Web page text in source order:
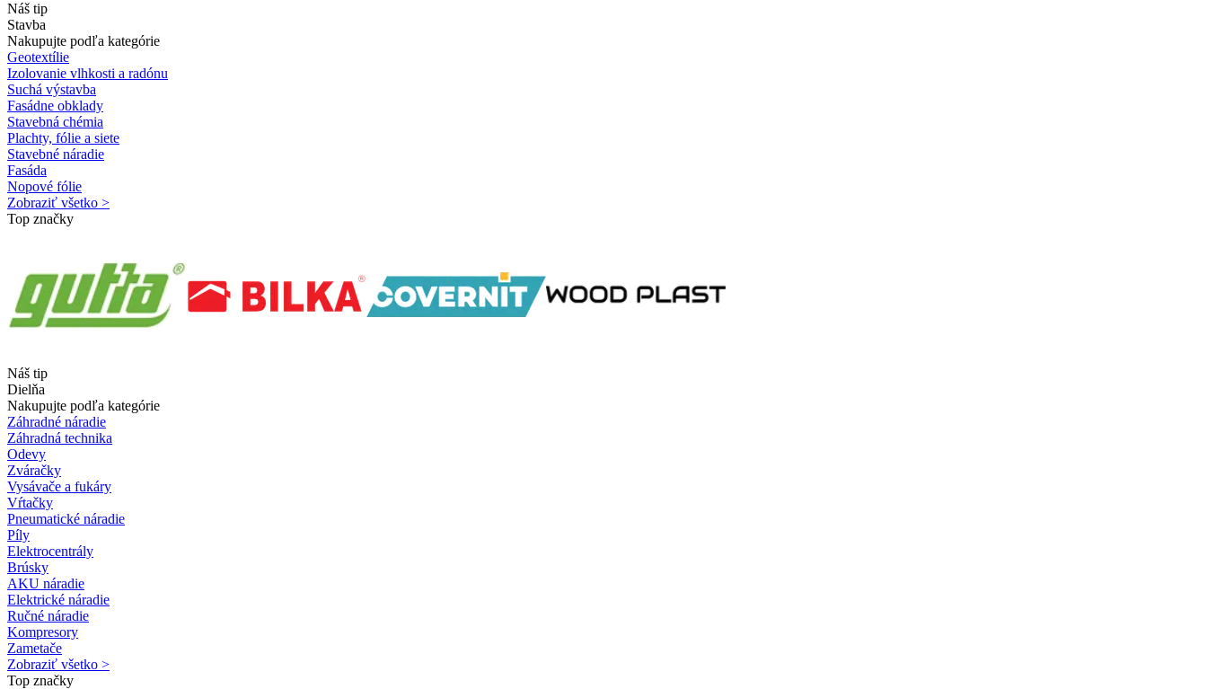
Náš tip
Stavba
Nakupujte podľa kategórie
Geotextílie
Izolovanie vlhkosti a radónu
Suchá výstavba
Fasádne obklady
Stavebná chémia
Plachty, fólie a siete
Stavebné náradie
Fasáda
Nopové fólie
Zobraziť všetko >
Top značky
Náš tip
Dielňa
Nakupujte podľa kategórie
Záhradné náradie
Záhradná technika
Odevy
Zváračky
Vysávače a fukáry
Vŕtačky
Pneumatické náradie
Píly
Elektrocentrály
Brúsky
AKU náradie
Elektrické náradie
Ručné náradie
Kompresory
Zametače
Zobraziť všetko >
Top značky